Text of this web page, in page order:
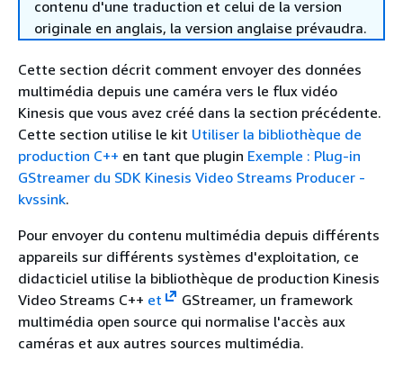
contenu d'une traduction et celui de la version
originale en anglais, la version anglaise prévaudra.
Cette section décrit comment envoyer des données
multimédia depuis une caméra vers le flux vidéo
Kinesis que vous avez créé dans la section précédente.
Cette section utilise le kit Utiliser la bibliothèque de
production C++ en tant que plugin Exemple : Plug-in
GStreamer du SDK Kinesis Video Streams Producer -
kvssink.
Pour envoyer du contenu multimédia depuis différents
appareils sur différents systèmes d'exploitation, ce
didacticiel utilise la bibliothèque de production Kinesis
Video Streams C++ et
GStreamer, un framework
multimédia open source qui normalise l'accès aux
caméras et aux autres sources multimédia.